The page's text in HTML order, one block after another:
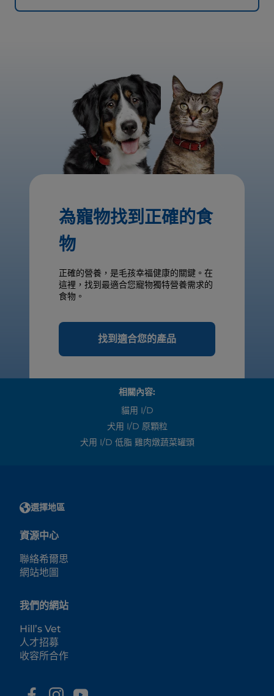
為寵物找到正確的食
物
正確的營養，是毛孩幸福健康的關鍵。在
這裡，找到最適合您寵物獨特營養需求的
食物。
找到適合您的產品
相關內容:
貓用 I/d
犬用 I/d 原顆粒
犬用 I/d 低脂 雞肉燉蔬菜罐頭
選擇地區
資源中心
聯絡希爾思
網站地圖
我們的網站
Hill’s Vet
人才招募
收容所合作